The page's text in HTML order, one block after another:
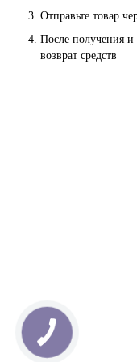
Отправьте товар
После получения
возврат средств